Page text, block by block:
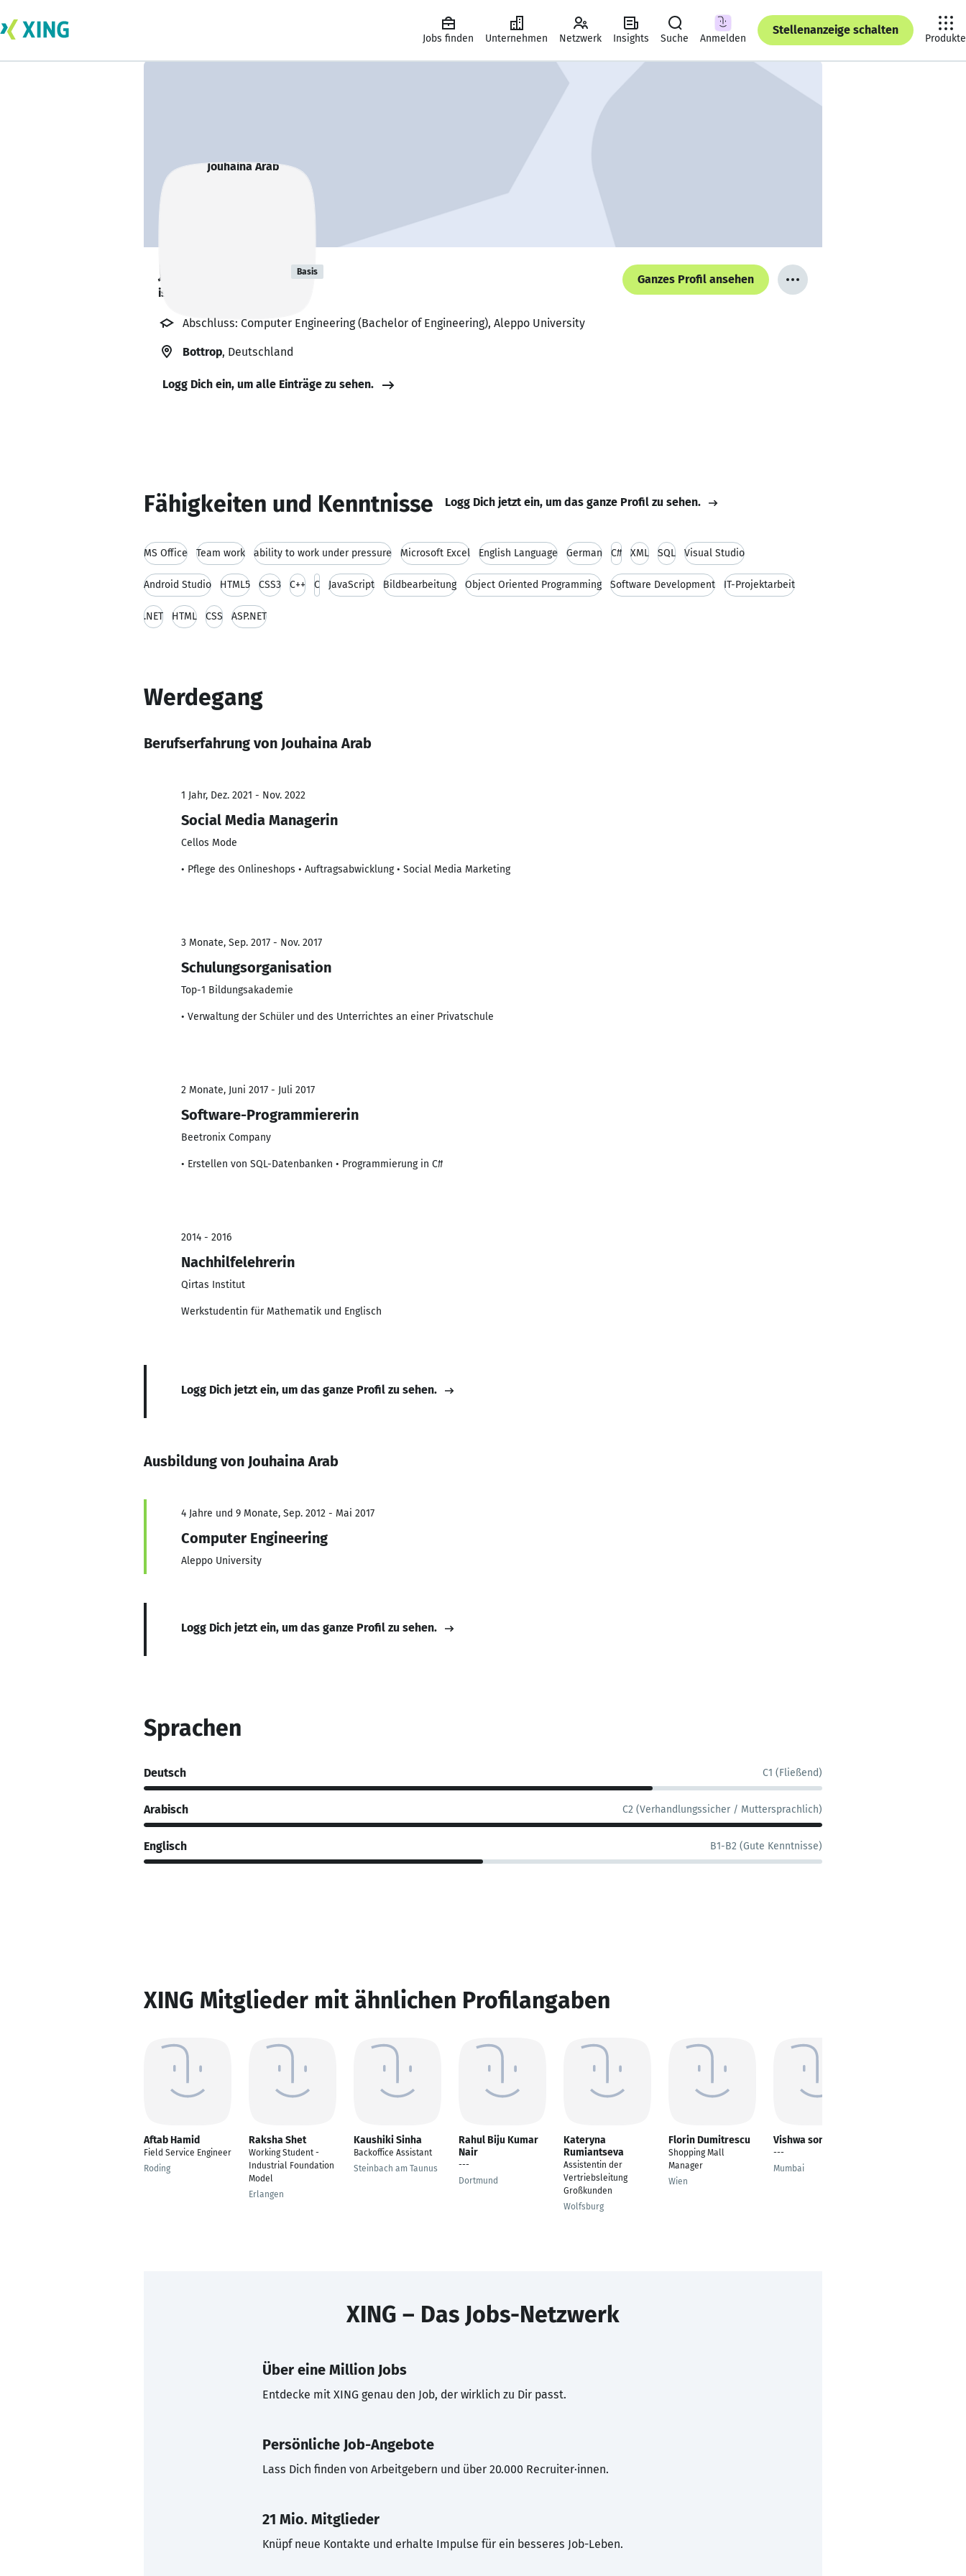
Jobs finden Unternehmen Netzwerk Insights Suche Anmelden
Stellenanzeige schalten
Produkte
Jouhaina Arab Basis
ist offen für Projekte. 🔎
Ganzes Profil ansehen
Abschluss: Computer Engineering (Bachelor of Engineering), Aleppo University
Bottrop, Deutschland
Logg Dich ein, um alle Einträge zu sehen.
Fähigkeiten und Kenntnisse Logg Dich jetzt ein, um das ganze Profil zu sehen.
MS Office Team work ability to work under pressure Microsoft Excel English Language German C# XML SQL Visual Studio
Android Studio HTML5 CSS3 C++ C JavaScript Bildbearbeitung Object Oriented Programming Software Development IT-Projektarbeit
.NET HTML CSS ASP.NET
Werdegang
Berufserfahrung von Jouhaina Arab
1 Jahr, Dez. 2021 - Nov. 2022
Social Media Managerin
Cellos Mode
• Pflege des Onlineshops • Auftragsabwicklung • Social Media Marketing
3 Monate, Sep. 2017 - Nov. 2017
Schulungsorganisation
Top-1 Bildungsakademie
• Verwaltung der Schüler und des Unterrichtes an einer Privatschule
2 Monate, Juni 2017 - Juli 2017
Software-Programmiererin
Beetronix Company
• Erstellen von SQL-Datenbanken • Programmierung in C#
2014 - 2016
Nachhilfelehrerin
Qirtas Institut
Werkstudentin für Mathematik und Englisch
Logg Dich jetzt ein, um das ganze Profil zu sehen.
Ausbildung von Jouhaina Arab
4 Jahre und 9 Monate, Sep. 2012 - Mai 2017
Computer Engineering
Aleppo University
Logg Dich jetzt ein, um das ganze Profil zu sehen.
Sprachen
Deutsch C1 (Fließend)
Arabisch C2 (Verhandlungssicher / Muttersprachlich)
Englisch B1-B2 (Gute Kenntnisse)
XING Mitglieder mit ähnlichen Profilangaben
Aftab Hamid
Field Service Engineer
Roding
Raksha Shet
Working Student -
Industrial Foundation
Model
Erlangen
Kaushiki Sinha
Backoffice Assistant
Steinbach am Taunus
Rahul Biju Kumar
Nair
---
Dortmund
Kateryna
Rumiantseva
Assistentin der
Vertriebsleitung
Großkunden
Wolfsburg
Florin Dumitrescu
Shopping Mall
Manager
Wien
Vishwa soni
---
Mumbai
XING – Das Jobs-Netzwerk
Über eine Million Jobs
Entdecke mit XING genau den Job, der wirklich zu Dir passt.
Persönliche Job-Angebote
Lass Dich finden von Arbeitgebern und über 20.000 Recruiter·innen.
21 Mio. Mitglieder
Knüpf neue Kontakte und erhalte Impulse für ein besseres Job-Leben.